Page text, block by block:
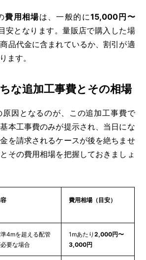
費用相場は、一般的に15,000円〜
安となります。量販店で購入した場
品代金に含まれているか、割引が適
ます。
な追加工事費とその相場
因となるのが、この追加工事費で
本工事費のみが提示され、当日にな
を請求されるケースが後を絶ちませ
その費用相場を把握しておきましょ
費用相場（目安）
4mを超える配管
要な場合
1mあたり2,000円〜
3,000円